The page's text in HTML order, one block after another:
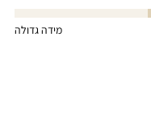
מידה גדולה